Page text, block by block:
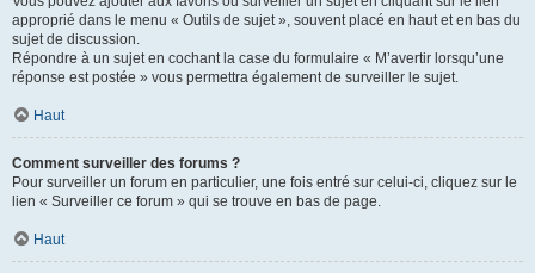
approprié dans le menu « Outils de sujet », souvent placé en haut et en bas du
sujet de discussion.
Répondre à un sujet en cochant la case du formulaire « M’avertir lorsqu’une
réponse est postée » vous permettra également de surveiller le sujet.
Haut
Comment surveiller des forums ?
Pour surveiller un forum en particulier, une fois entré sur celui-ci, cliquez sur le
lien « Surveiller ce forum » qui se trouve en bas de page.
Haut